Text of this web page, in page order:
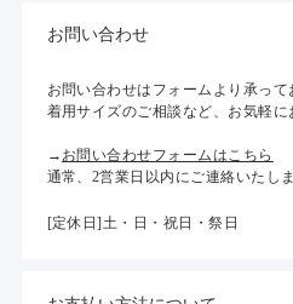
お問い合わせ
お問い合わせはフォームより承って
着用サイズのご相談など、お気軽に
→ お問い合わせフォームはこちら
通常、2営業日以内にご連絡いたしま
[定休日]土・日・祝日・祭日